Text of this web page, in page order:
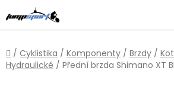
na
obsah
Domů
/ Cyklistika / Komponenty / Brzdy /
Hydraulické / Přední brzda Shimano XT